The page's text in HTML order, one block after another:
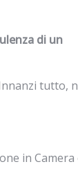
di un
tutto,
in Camera